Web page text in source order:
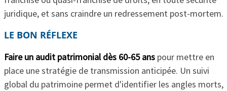
juridique, et sans craindre un redressement post-mortem.
LE BON RÉFLEXE
Faire un audit patrimonial dès 60-65 anspour mettre en
place une stratégie de transmission anticipée. Un suivi
global du patrimoine permet d'identifier les angles morts,